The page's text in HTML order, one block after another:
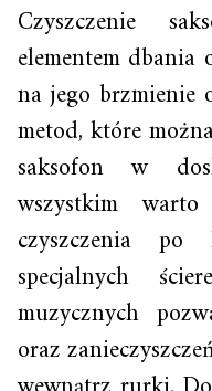
Czyszczenie
elementem
na jego brzmienie
metod, które
saksofon w
wszystkim
czyszczenia po
specjalnych
muzycznych
oraz